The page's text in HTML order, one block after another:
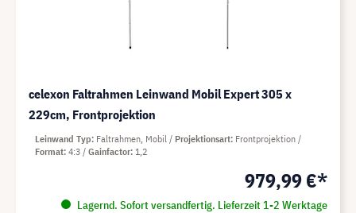
celexon Faltrahmen Leinwand Mobil Expert 305 x
229cm, Frontprojektion
979,99 €*
Lagernd. Sofort versandfertig. Lieferzeit 1-2 Werktage
Leinwand Typ Faltrahmen, Mobil Projektionsart Frontprojektion
Format 4:3 Gainfactor 1,2